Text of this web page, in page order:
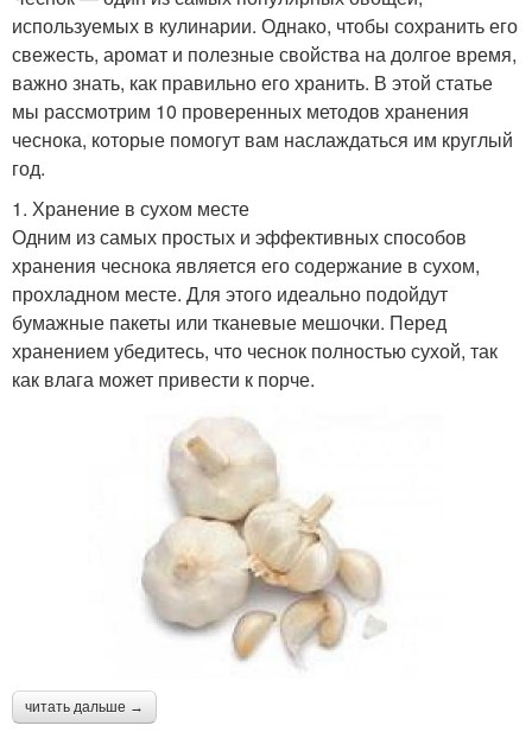
используемых в кулинарии. Однако, чтобы сохранить его
свежесть, аромат и полезные свойства на долгое время,
важно знать, как правильно его хранить. В этой статье
мы рассмотрим 10 проверенных методов хранения
чеснока, которые помогут вам наслаждаться им круглый
год.
1. Хранение в сухом месте
Одним из самых простых и эффективных способов
хранения чеснока является его содержание в сухом,
прохладном месте. Для этого идеально подойдут
бумажные пакеты или тканевые мешочки. Перед
хранением убедитесь, что чеснок полностью сухой, так
как влага может привести к порче.
читать дальше →